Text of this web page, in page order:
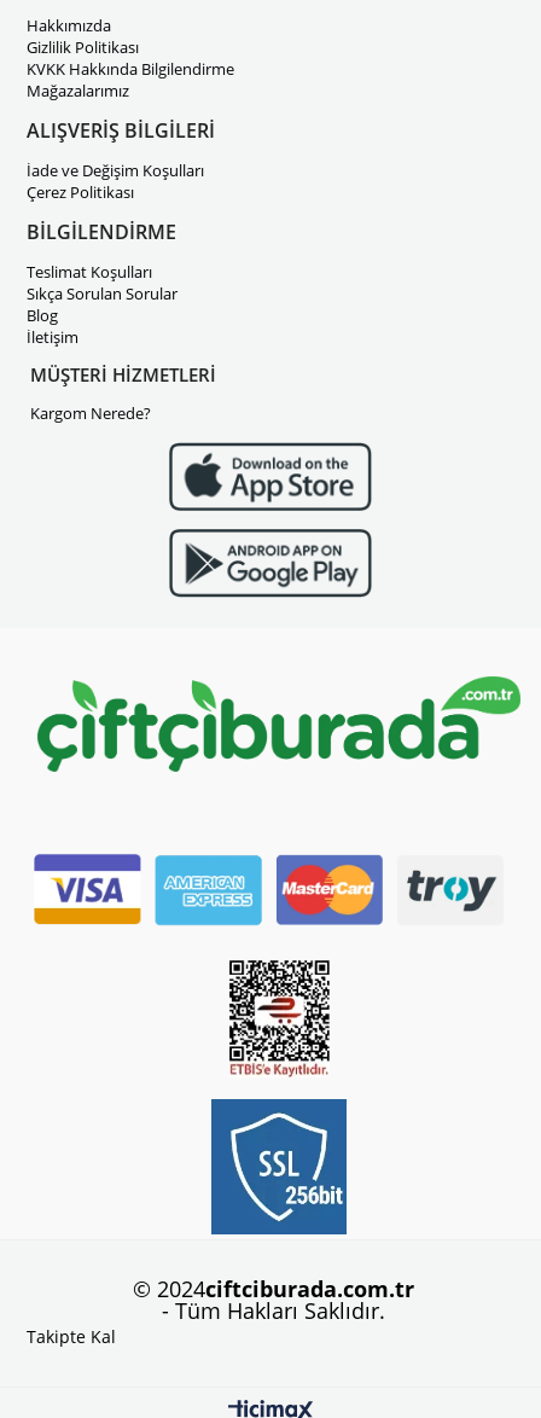
Hakkımızda
Gizlilik Politikası
KVKK Hakkında Bilgilendirme
Mağazalarımız
ALIŞVERİŞ BİLGİLERİ
İade ve Değişim Koşulları
Çerez Politikası
BİLGİLENDİRME
Teslimat Koşulları
Sıkça Sorulan Sorular
Blog
İletişim
MÜŞTERİ HİZMETLERİ
Kargom Nerede?
© 2024ciftciburada.com.tr
- Tüm Hakları Saklıdır.
Takipte Kal